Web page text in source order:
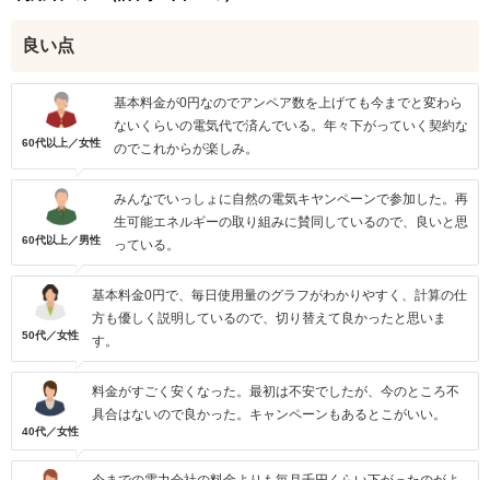
良い点
60代以上／女性
基本料金が0円なのでアンペア数を上げても今までと変わら
ないくらいの電気代で済んでいる。年々下がっていく契約な
のでこれからが楽しみ。
60代以上／男性
みんなでいっしょに自然の電気キヤンペーンで参加した。再
生可能エネルギーの取り組みに賛同しているので、良いと思
っている。
50代／女性
基本料金0円で、毎日使用量のグラフがわかりやすく、計算の仕
方も優しく説明しているので、切り替えて良かったと思いま
す。
40代／女性
料金がすごく安くなった。最初は不安でしたが、今のところ不
具合はないので良かった。キャンペーンもあるとこがいい。